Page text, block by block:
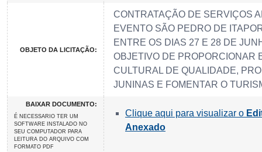
OBJETO DA LICITAÇÃO:
CONTRATAÇÃO DE SERVIÇOS
EVENTO SÃO PEDRO DE
ENTRE OS DIAS 27 E 28 DE
OBJETIVO DE PROPORCIONAR
CULTURAL DE QUALIDADE,
JUNINAS E FOMENTAR O
BAIXAR DOCUMENTO:
É NECESSARIO TER UM
SOFTWARE INSTALADO NO
SEU COMPUTADOR PARA
LEITURA DO ARQUIVO COM
FORMATO PDF
Clique aqui para visualizar o
Anexado